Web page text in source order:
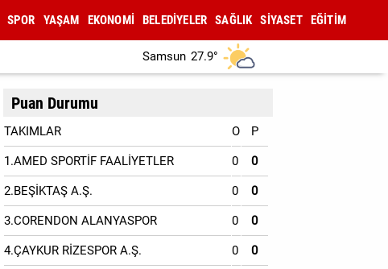
SPOR YAŞAM EKONOMİ BELEDİYELER SAĞLIK SİYASET EĞİTİM
Samsun 27.9°
Puan Durumu
TAKIMLAR O P
1.AMED SPORTİF FAALİYETLER 0 0
2.BEŞİKTAŞ A.Ş. 0 0
3.CORENDON ALANYASPOR 0 0
4.ÇAYKUR RİZESPOR A.Ş. 0 0